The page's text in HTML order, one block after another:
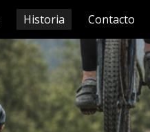
Historia Contacto